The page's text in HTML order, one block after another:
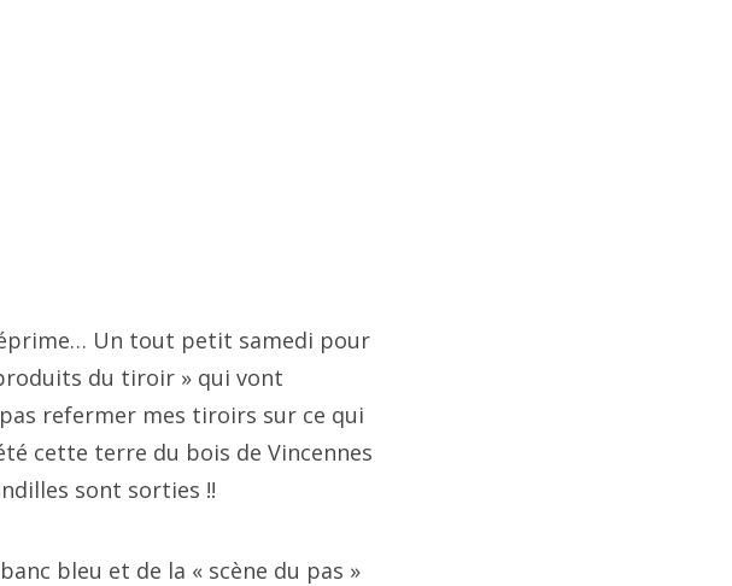
Un tout petit samedi pour
du tiroir » qui vont
refermer mes tiroirs sur ce qui
cette terre du bois de Vincennes
sont sorties !!
bleu et de la « scène du pas »
de croûtes.